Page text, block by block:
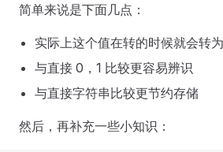
简单来说是下面几点：
实际上这个值在转的时候就会转
与直接 0，1 比较更容易辨识
与直接字符串比较更节约存储
然后，再补充一些小知识：